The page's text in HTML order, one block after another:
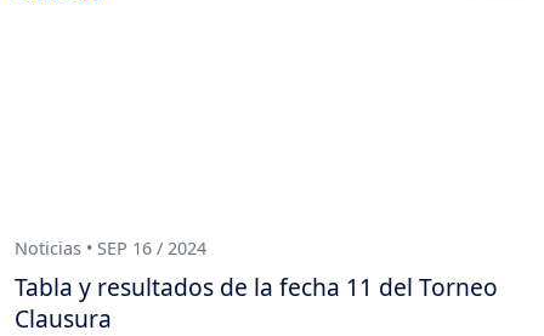
Noticias • SEP 16 / 2024
Tabla y resultados de la fecha 11 del Torneo
Clausura